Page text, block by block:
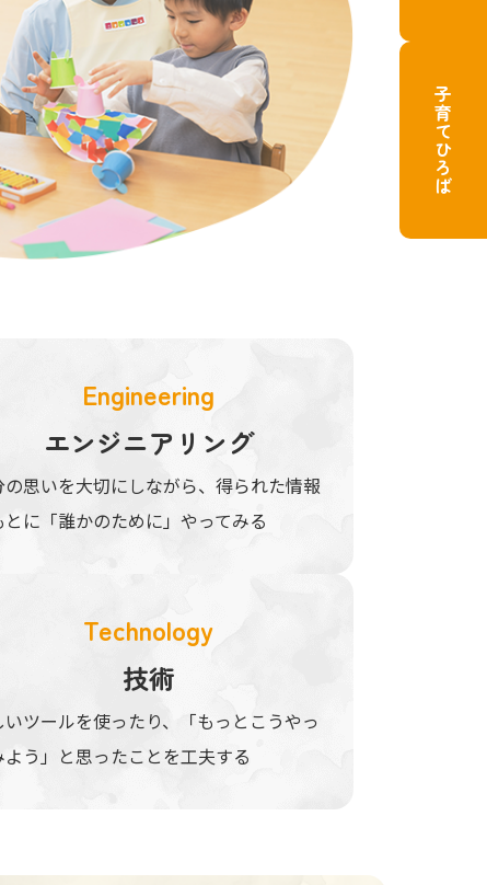
Engineering
エンジニアリング
の思いを大切にしながら、得られた情報
とに「誰かのために」やってみる
Technology
技術
いツールを使ったり、「もっとこうやっ
よう」と思ったことを工夫する
子育てひろば